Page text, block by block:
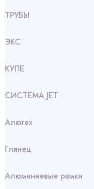
ТРУБЫ
ЭКС
КУПЕ
СИСТЕМА JET
Алютех
Глянец
Алюминиевые рамки